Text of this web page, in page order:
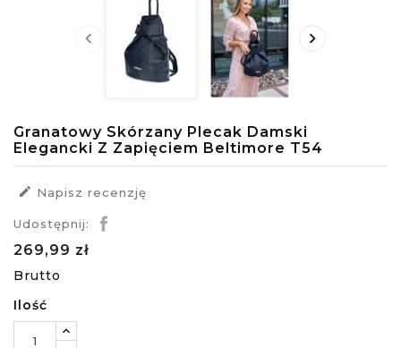
 
Granatowy Skórzany Plecak Damski
Elegancki Z Zapięciem Beltimore T54
 Napisz recenzję
Udostępnij:
269,99 zł
Brutto
Ilość